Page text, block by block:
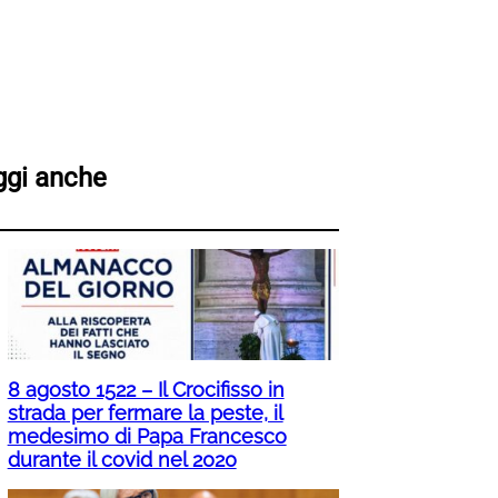
anche
8 agosto 1522 – Il Crocifisso in
strada per fermare la peste, il
medesimo di Papa Francesco
durante il covid nel 2020